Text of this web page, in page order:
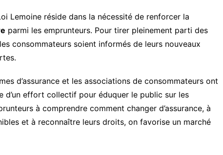
Lemoine réside dans la nécessité de renforcer la
parmi les emprunteurs. Pour tirer pleinement parti des
consommateurs soient informés de leurs nouveaux
d’assurance et les associations de consommateurs ont
d’un effort collectif pour éduquer le public sur les
à comprendre comment changer d’assurance, à
et à reconnaître leurs droits, on favorise un marché